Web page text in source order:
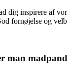
dig inspirere af
fornøjelse og
man